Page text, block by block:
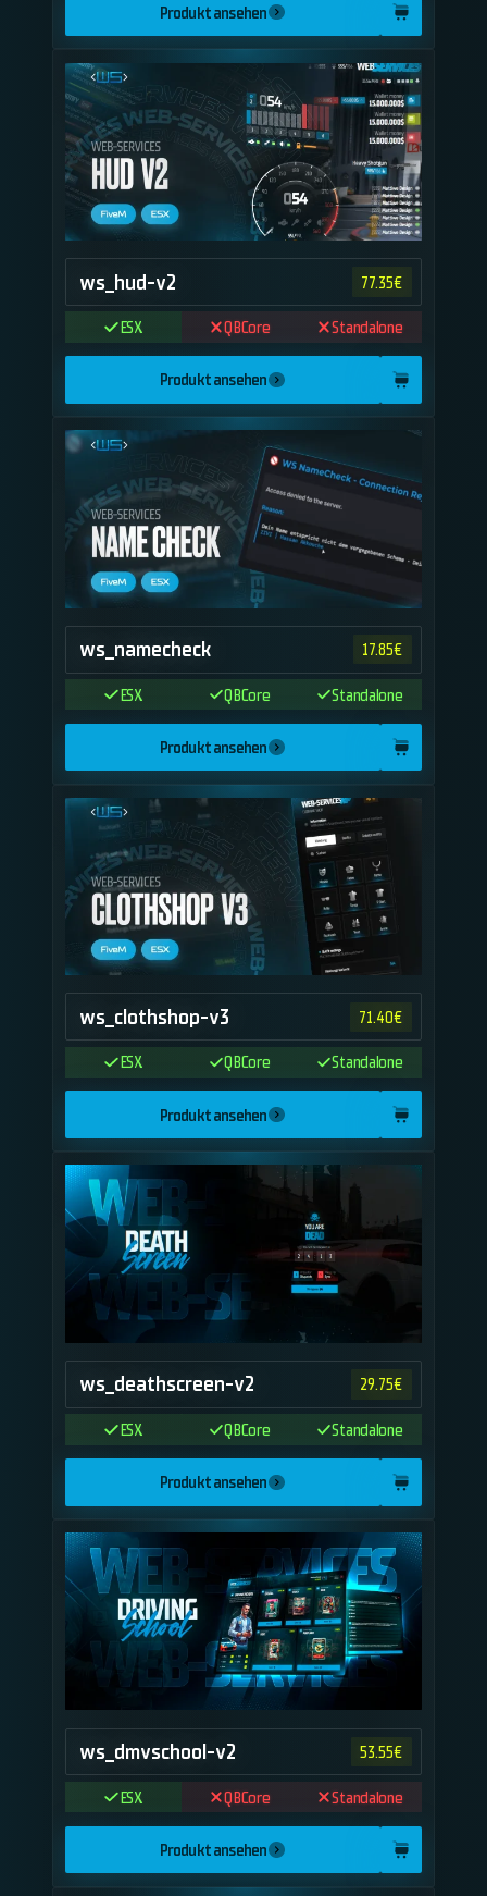
Produkt ansehen
ws_hud-v2 77.35€
ESX QBCore Standalone
Produkt ansehen
ws_namecheck 17.85€
ESX QBCore Standalone
Produkt ansehen
ws_clothshop-v3 71.40€
ESX QBCore Standalone
Produkt ansehen
ws_deathscreen-v2 29.75€
ESX QBCore Standalone
Produkt ansehen
ws_dmvschool-v2 53.55€
ESX QBCore Standalone
Produkt ansehen